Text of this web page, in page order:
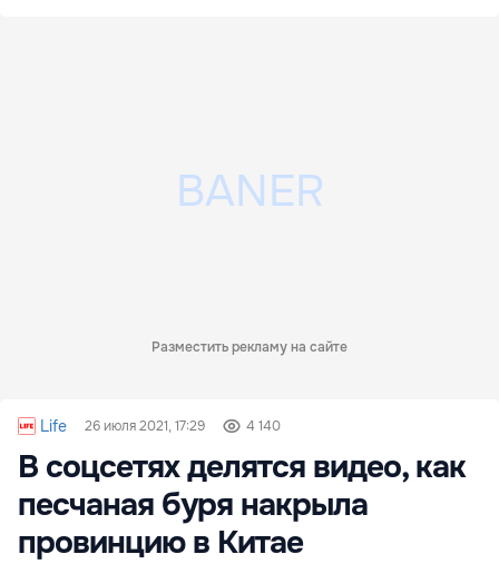
Разместить рекламу на сайте
Life 26 июля 2021, 17:29 4 140
В соцсетях делятся видео, как
песчаная буря накрыла
провинцию в Китае